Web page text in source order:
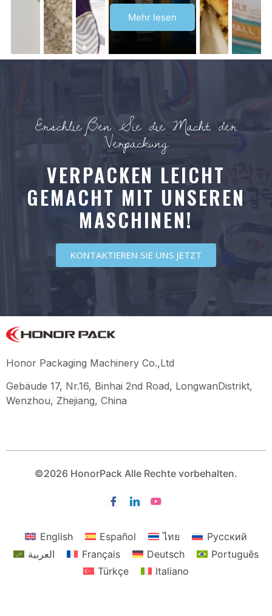
Mehr lesen
Erschließen Sie die Macht der
Verpackung
VERPACKEN LEICHT
GEMACHT MIT UNSEREN
MASCHINEN!
KONTAKTIEREN SIE UNS JETZT
Honor Packaging Machinery Co.,Ltd
Gebäude 17, Nr.16, Binhai 2nd Road, LongwanDistrikt,
Wenzhou, Zhejiang, China
©2026 HonorPack Alle Rechte vorbehalten.
English Español ไทย
Русский
العربية
Français Deutsch
Português
Türkçe
Italiano